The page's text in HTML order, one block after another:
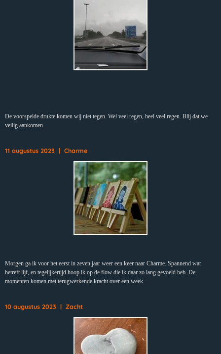
De voorspelde drukte komen wij niet tegen. Wel veel regen, heel veel regen. Blij dat we
veilig aankomen
11 augustus 2023 | Charme
Morgen ga ik voor het eerst in zeven jaar weer een keer naar Charme. Spannend wat
betreft lijf, en tegelijkertijd hoop ik op de flow die ik daar zo lang gevoeld heb. De
momenten komen met terugwerkende kracht over een week
10 augustus 2023 | Zacht